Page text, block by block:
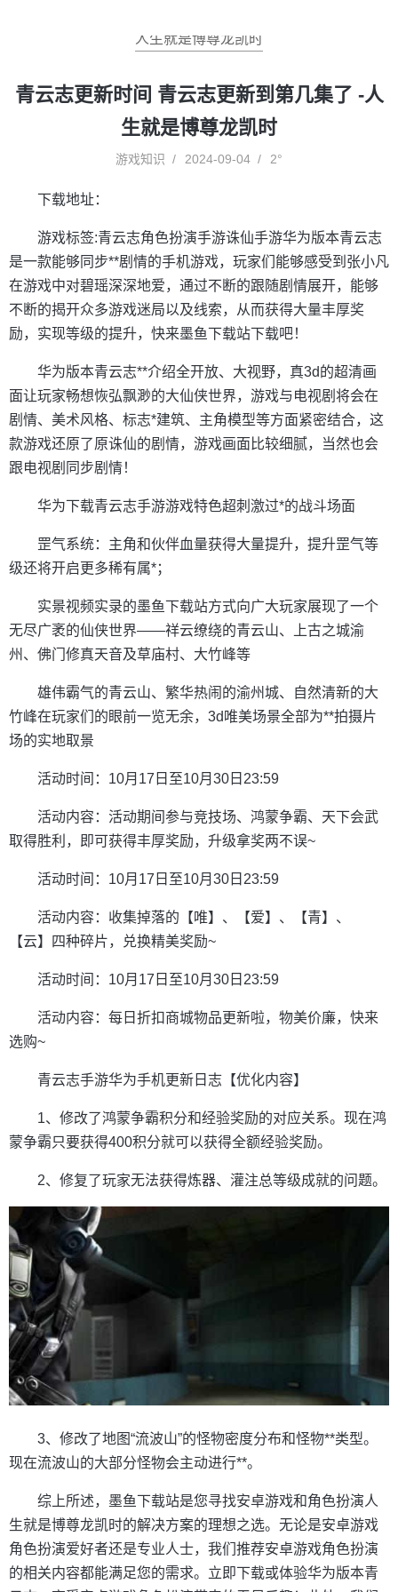
人生就是博尊龙凯时
青云志更新时间 青云志更新到第几集了 -人
生就是博尊龙凯时
游戏知识 2024-09-04 2°
下载地址：
游戏标签:青云志角色扮演手游诛仙手游华为版本青云志
是一款能够同步**剧情的手机游戏，玩家们能够感受到张小凡
在游戏中对碧瑶深深地爱，通过不断的跟随剧情展开，能够
不断的揭开众多游戏迷局以及线索，从而获得大量丰厚奖
励，实现等级的提升，快来墨鱼下载站下载吧！
华为版本青云志**介绍全开放、大视野，真3d的超清画
面让玩家畅想恢弘飘渺的大仙侠世界，游戏与电视剧将会在
剧情、美术风格、标志*建筑、主角模型等方面紧密结合，这
款游戏还原了原诛仙的剧情，游戏画面比较细腻，当然也会
跟电视剧同步剧情！
华为下载青云志手游游戏特色超刺激过*的战斗场面
罡气系统：主角和伙伴血量获得大量提升，提升罡气等
级还将开启更多稀有属*；
实景视频实录的墨鱼下载站方式向广大玩家展现了一个
无尽广袤的仙侠世界——祥云缭绕的青云山、上古之城渝
州、佛门修真天音及草庙村、大竹峰等
雄伟霸气的青云山、繁华热闹的渝州城、自然清新的大
竹峰在玩家们的眼前一览无余，3d唯美场景全部为**拍摄片
场的实地取景
活动时间：10月17日至10月30日23:59
活动内容：活动期间参与竞技场、鸿蒙争霸、天下会武
取得胜利，即可获得丰厚奖励，升级拿奖两不误~
活动时间：10月17日至10月30日23:59
活动内容：收集掉落的【唯】、【爱】、【青】、
【云】四种碎片，兑换精美奖励~
活动时间：10月17日至10月30日23:59
活动内容：每日折扣商城物品更新啦，物美价廉，快来
选购~
青云志手游华为手机更新日志【优化内容】
1、修改了鸿蒙争霸积分和经验奖励的对应关系。现在鸿
蒙争霸只要获得400积分就可以获得全额经验奖励。
2、修复了玩家无法获得炼器、灌注总等级成就的问题。
3、修改了地图“流波山”的怪物密度分布和怪物**类型。
现在流波山的大部分怪物会主动进行**。
综上所述，墨鱼下载站是您寻找安卓游戏和角色扮演人
生就是博尊龙凯时的解决方案的理想之选。无论是安卓游戏
角色扮演爱好者还是专业人士，我们推荐安卓游戏角色扮演
的相关内容都能满足您的需求。立即下载或体验华为版本青